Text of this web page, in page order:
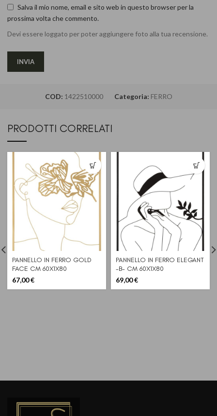
Salva il mio nome, email e sito web in questo browser per la
prossima volta che commento.
Devi essere loggato per poter aggiungere foto alla tua recensione.
COD: 1422510000 Categoria: FERRO
PRODOTTI CORRELATI
PANNELLO IN FERRO GOLD
FACE CM 60X1X80
67,00€
PANNELLO IN FERRO ELEGANT
-B- CM 60X1X80
69,00€